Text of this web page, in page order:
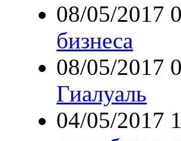
08/05/2017
бизнеса
08/05/2017
Гиалуаль
04/05/2017